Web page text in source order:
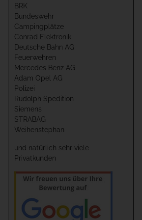
BRK
Bundeswehr
Campingplätze
Conrad Elektronik
Deutsche Bahn AG
Feuerwehren
Mercedes Benz AG
Adam Opel AG
Polizei
Rudolph Spedition
Siemens
STRABAG
Weihenstephan
und natürlich sehr viele
Privatkunden